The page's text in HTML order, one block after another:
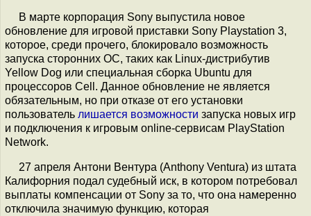
В марте корпорация Sony выпустила новое
обновление для игровой приставки Sony Playstation 3,
которое, среди прочего, блокировало возможность
запуска сторонних ОС, таких как Linux-дистрибутив
Yellow Dog или специальная сборка Ubuntu для
процессоров Cell. Данное обновление не является
обязательным, но при отказе от его установки
пользователь лишается возможности запуска новых игр
и подключения к игровым online-сервисам PlayStation
Network.
27 апреля Антони Вентура (Anthony Ventura) из штата
Калифорния подал судебный иск, в котором потребовал
выплаты компенсации от Sony за то, что она намеренно
отключила значимую функцию, которая